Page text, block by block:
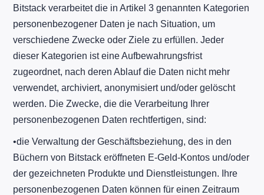
Bitstack verarbeitet die in Artikel 3 genannten Kategorien
personenbezogener Daten je nach Situation, um
verschiedene Zwecke oder Ziele zu erfüllen. Jeder
dieser Kategorien ist eine Aufbewahrungsfrist
zugeordnet, nach deren Ablauf die Daten nicht mehr
verwendet, archiviert, anonymisiert und/oder gelöscht
werden. Die Zwecke, die die Verarbeitung Ihrer
personenbezogenen Daten rechtfertigen, sind:
​•​die Verwaltung der Geschäftsbeziehung, des in den
Büchern von Bitstack eröffneten E-Geld-Kontos und/oder
der gezeichneten Produkte und Dienstleistungen. Ihre
personenbezogenen Daten können für einen Zeitraum